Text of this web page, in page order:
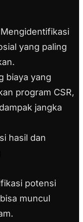
yang paling
biaya yang
program CSR,
jangka
hasil dan
potensi
muncul